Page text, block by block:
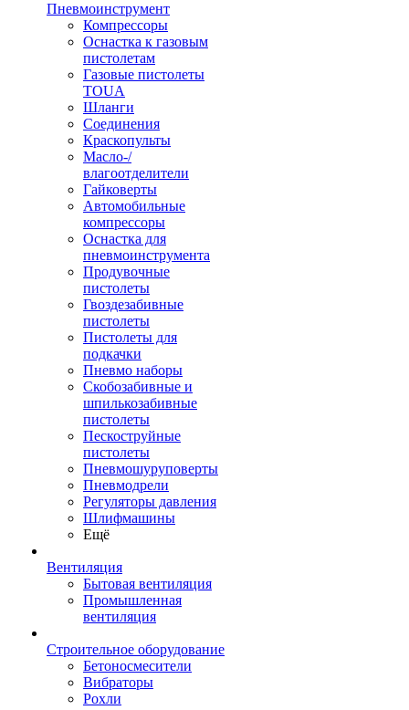
Пневмоинструмент
Компрессоры
Оснастка к газовым
пистолетам
Газовые пистолеты
TOUA
Шланги
Соединения
Краскопульты
Масло-/
влагоотделители
Гайковерты
Автомобильные
компрессоры
Оснастка для
пневмоинструмента
Продувочные
пистолеты
Гвоздезабивные
пистолеты
Пистолеты для
подкачки
Пневмо наборы
Скобозабивные и
шпилькозабивные
пистолеты
Пескоструйные
пистолеты
Пневмошуруповерты
Пневмодрели
Регуляторы давления
Шлифмашины
Ещё
Вентиляция
Бытовая вентиляция
Промышленная
вентиляция
Строительное оборудование
Бетоносмесители
Вибраторы
Рохли